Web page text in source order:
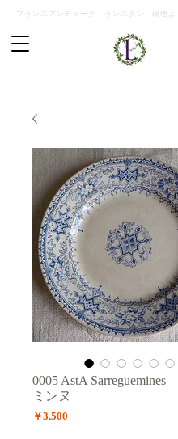
フランスアンティーク ランスタン 現地よ
0005 AstA
ミンヌ
￥3,500